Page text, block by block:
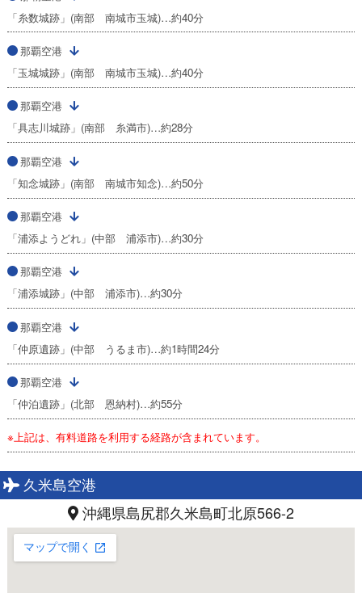
「糸数城跡」(南部 南城市玉城)…約40分
那覇空港
「玉城城跡」(南部 南城市玉城)…約40分
那覇空港
「具志川城跡」(南部 糸満市)…約28分
那覇空港
「知念城跡」(南部 南城市知念)…約50分
那覇空港
「浦添ようどれ」(中部 浦添市)…約30分
那覇空港
「浦添城跡」(中部 浦添市)…約30分
那覇空港
「仲原遺跡」(中部 うるま市)…約1時間24分
那覇空港
「仲泊遺跡」(北部 恩納村)…約55分
※上記は、有料道路を利用する経路が含まれています。
久米島空港
沖縄県島尻郡久米島町北原566-2